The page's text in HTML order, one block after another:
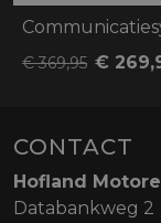
€ 369,95 €
CONTACT
Hofland
Databankweg 2